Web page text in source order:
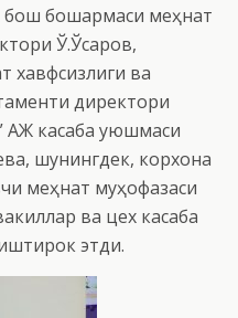
бошқармаси меҳнат
Ў.Ўсаров,
хавфсизлиги ва
директори
АЖ касаба уюшмаси
шунингдек, корхона
меҳнат муҳофазаси
ва цех касаба
этди.